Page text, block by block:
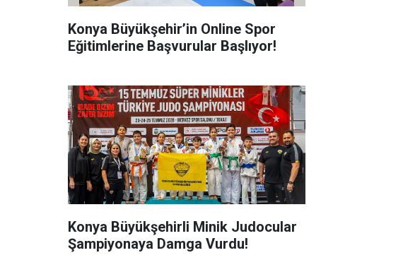
Konya Büyükşehir’in Online Spor
Eğitimlerine Başvurular Başlıyor!
Konya Büyükşehirli Minik Judocular
Şampiyonaya Damga Vurdu!